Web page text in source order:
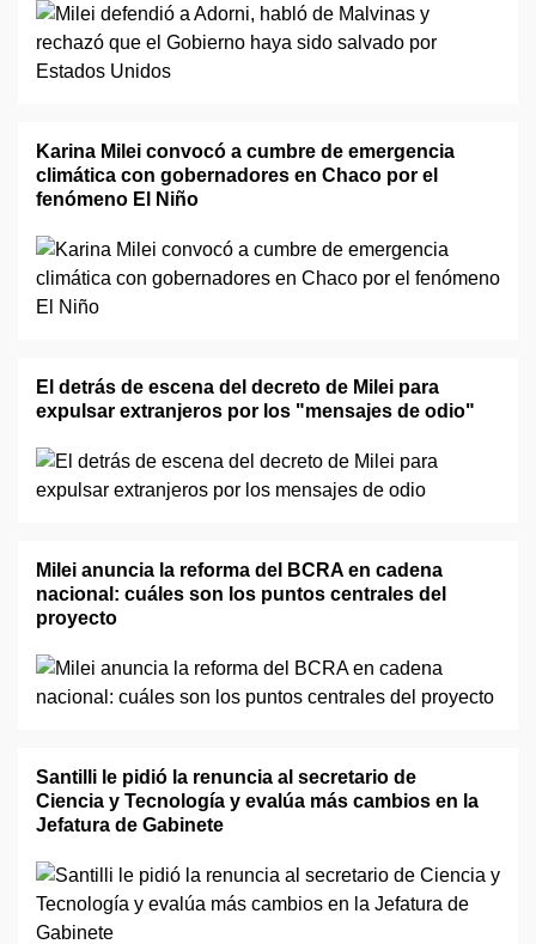
Karina Milei convocó a cumbre de emergencia
climática con gobernadores en Chaco por el
fenómeno El Niño
El detrás de escena del decreto de Milei para
expulsar extranjeros por los "mensajes de odio"
Milei anuncia la reforma del BCRA en cadena
nacional: cuáles son los puntos centrales del
proyecto
Santilli le pidió la renuncia al secretario de
Ciencia y Tecnología y evalúa más cambios en la
Jefatura de Gabinete